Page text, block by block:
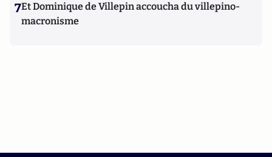
7Et Dominique de Villepin accoucha du villepino-
macronisme